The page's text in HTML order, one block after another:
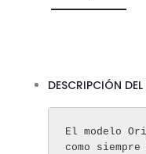
DESCRIPCIÓN
El modelo
como